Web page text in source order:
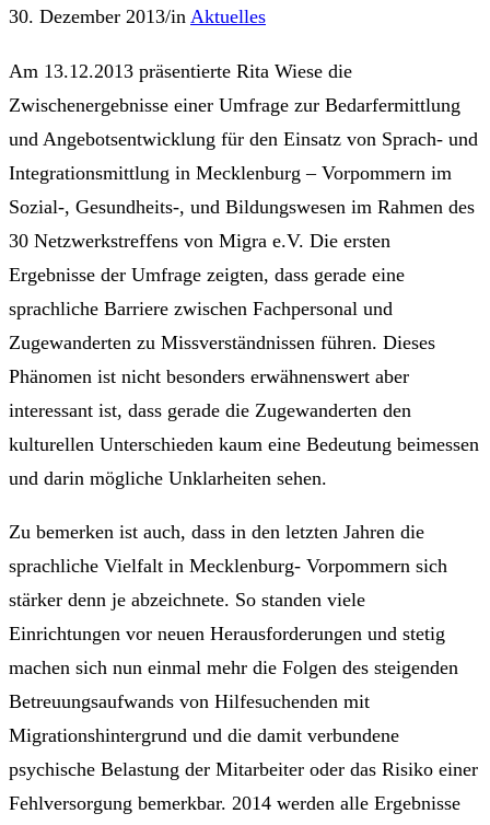
30. Dezember 2013/in Aktuelles
Am 13.12.2013 präsentierte Rita Wiese die
Zwischenergebnisse einer Umfrage zur Bedarfermittlung
und Angebotsentwicklung für den Einsatz von Sprach- und
Integrationsmittlung in Mecklenburg – Vorpommern im
Sozial-, Gesundheits-, und Bildungswesen im Rahmen des
30 Netzwerkstreffens von Migra e.V. Die ersten
Ergebnisse der Umfrage zeigten, dass gerade eine
sprachliche Barriere zwischen Fachpersonal und
Zugewanderten zu Missverständnissen führen. Dieses
Phänomen ist nicht besonders erwähnenswert aber
interessant ist, dass gerade die Zugewanderten den
kulturellen Unterschieden kaum eine Bedeutung beimessen
und darin mögliche Unklarheiten sehen.
Zu bemerken ist auch, dass in den letzten Jahren die
sprachliche Vielfalt in Mecklenburg- Vorpommern sich
stärker denn je abzeichnete. So standen viele
Einrichtungen vor neuen Herausforderungen und stetig
machen sich nun einmal mehr die Folgen des steigenden
Betreuungsaufwands von Hilfesuchenden mit
Migrationshintergrund und die damit verbundene
psychische Belastung der Mitarbeiter oder das Risiko einer
Fehlversorgung bemerkbar. 2014 werden alle Ergebnisse